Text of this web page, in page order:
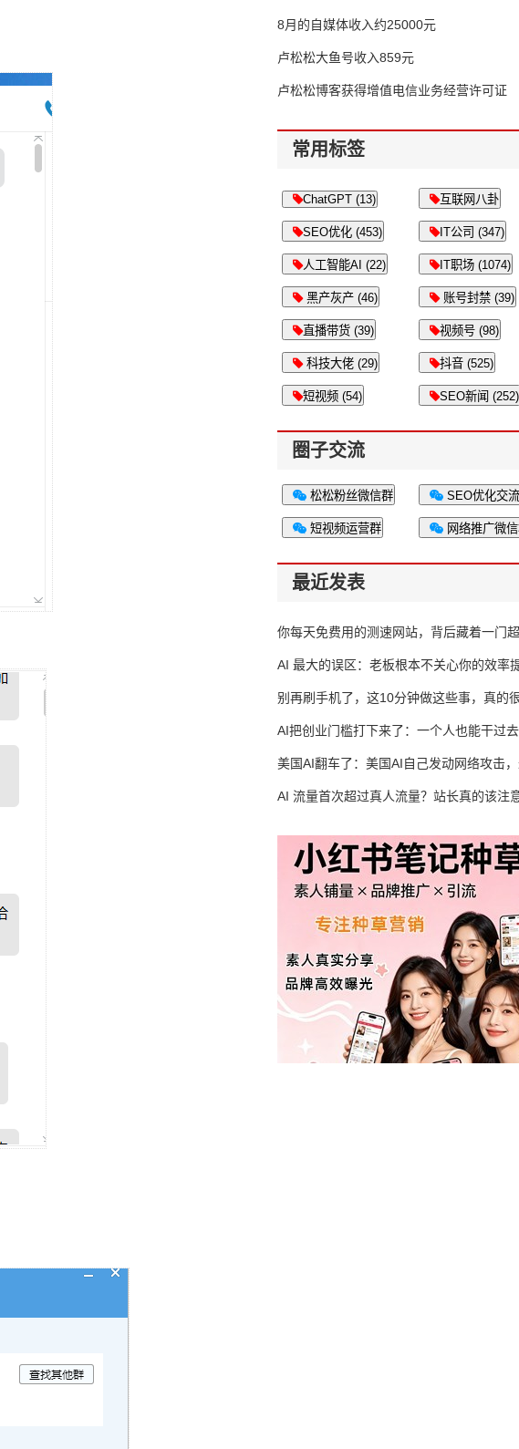
8月的自媒体收入约25000元
卢松松大鱼号收入859元
卢松松博客获得增值电信业务经营许可证
常用标签
ChatGPT (13) 互联网八卦
SEO优化 (453) IT公司 (347)
人工智能AI (22) IT职场 (1074)
黑产灰产 (46) 账号封禁 (39)
直播带货 (39) 视频号 (98)
科技大佬 (29) 抖音 (525)
短视频 (54) SEO新闻 (252)
圈子交流
松松粉丝微信群 SEO优化交
短视频运营群 网络推广微
最近发表
你每天免费用的测速网站，背后藏着一门
生意
AI 最大的误区：老板根本不关心你的效率
别再刷手机了，这10分钟做这些事，真的
AI把创业门槛打下来了：一个人也能干过
人的活
美国AI翻车了：美国AI自己发动网络攻击
竟然靠中国AI帮忙善后
AI 流量首次超过真人流量？站长真的该注